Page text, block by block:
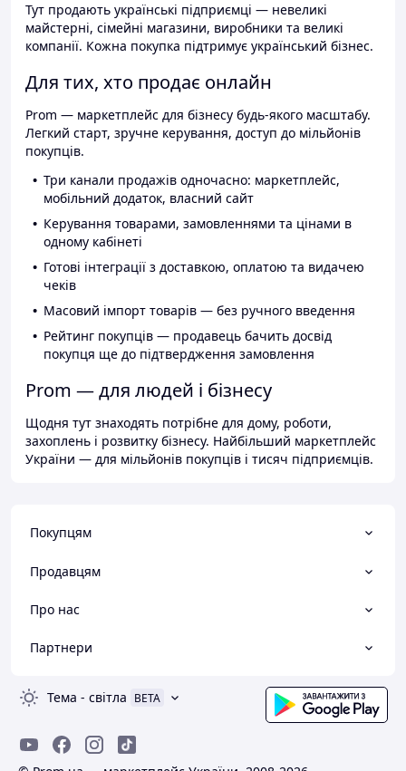
Тут продають українські підприємці — невеликі
майстерні, сімейні магазини, виробники та великі
компанії. Кожна покупка підтримує український бізнес.
Для тих, хто продає онлайн
Prom — маркетплейс для бізнесу будь-якого масштабу.
Легкий старт, зручне керування, доступ до мільйонів
покупців.
Три канали продажів одночасно: маркетплейс,
мобільний додаток, власний сайт
Керування товарами, замовленнями та цінами в
одному кабінеті
Готові інтеграції з доставкою, оплатою та видачею
чеків
Масовий імпорт товарів — без ручного введення
Рейтинг покупців — продавець бачить досвід
покупця ще до підтвердження замовлення
Prom — для людей і бізнесу
Щодня тут знаходять потрібне для дому, роботи,
захоплень і розвитку бізнесу. Найбільший маркетплейс
України — для мільйонів покупців і тисяч підприємців.
Покупцям
Продавцям
Про нас
Партнери
Тема - світла BETA